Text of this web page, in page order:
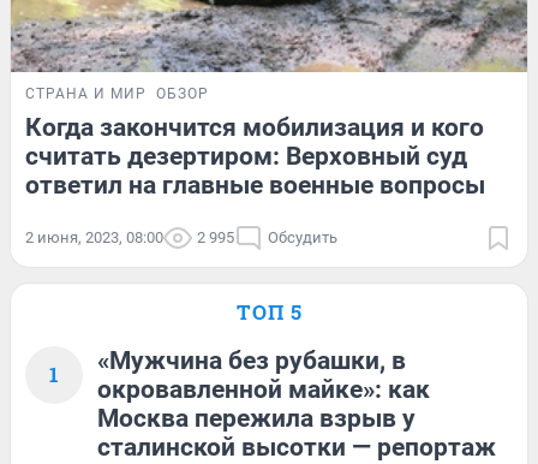
СТРАНА И МИР ОБЗОР
Когда закончится мобилизация и кого
считать дезертиром: Верховный суд
ответил на главные военные вопросы
2 июня, 2023, 08:00 2 995 Обсудить
ТОП 5
1
«Мужчина без рубашки, в
окровавленной майке»: как
Москва пережила взрыв у
сталинской высотки — репортаж